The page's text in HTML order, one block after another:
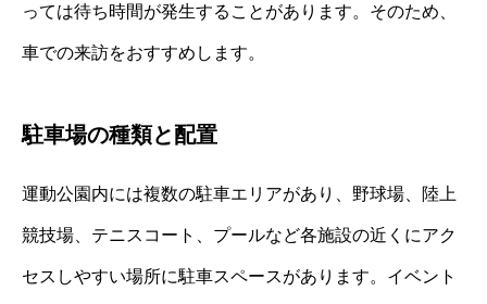
っては待ち時間が発生することがあります。そのため、
車での来訪をおすすめします。
駐車場の種類と配置
運動公園内には複数の駐車エリアがあり、野球場、陸上
競技場、テニスコート、プールなど各施設の近くにアク
セスしやすい場所に駐車スペースがあります。イベント